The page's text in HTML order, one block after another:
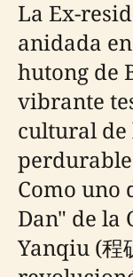
La Ex-
anidada
hutong de
vibrante
cultural de
Como uno
Dan" de la
Yanqiu (程